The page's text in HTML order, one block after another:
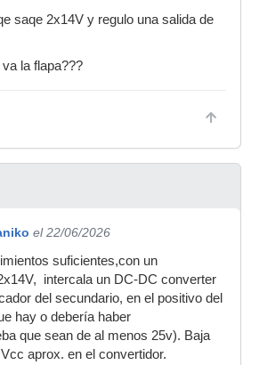
saqe 2x14V y regulo una salida de
la flapa???
el 22/06/2026
suficientes,con un
intercala un DC-DC converter
del secundario, en el positivo del
hay o debería haber
que sean de al menos 25v). Baja
aprox. en el convertidor.